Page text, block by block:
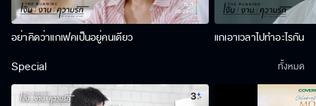
อย่าคิดว่าแกเฟคเป็นอยู่คนเดียว แกเอาเวลาไปทำอะไรกัน
Special ทั้งหมด